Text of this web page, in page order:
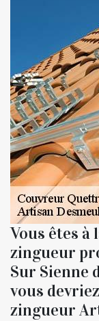
Vous êtes
zingueur
Sur Sienne
vous
zingueur